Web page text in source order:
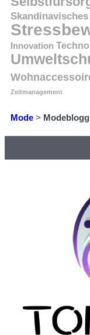
Innovation
Zeitmanagement
Mode >